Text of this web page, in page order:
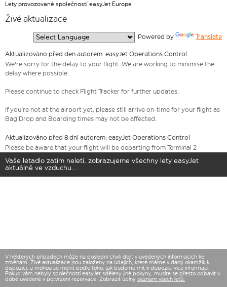
Lety provozované společností easyJet Europe
Živé aktualizace
Powered by Translate
Aktualizováno před den autorem: easyJet Operations Control
We're sorry for the delay to your flight. We are working to minimise the
delay where possible.
Please continue to check Flight Tracker for further updates.
If you're not at the airport yet, please still arrive on-time for your flight as
Bag Drop and Boarding times may not be affected.
Aktualizováno před 8 dní autorem: easyJet Operations Control
Please be aware that your flight will be departing from Terminal 2
Vaše letadlo zatím neletí, zobrazujeme všechny lety easyJet
aktuálně ve vzduchu...
V některých případech může na poslední chvíli dojít v uvedených informacích ke
změnám. Živé aktualizace jsou založeny na údajích, které máme v daný okamžik k
dispozici, a mohou se měnit podle toho, jak budeme mít k dispozici více informací.
Pokud vám nebyly společností easyJet sděleny jiné pokyny, musíte se přesto odbavit v
době uvedené v potvrzení rezervace. Zobrazit úplný seznam všech letů.